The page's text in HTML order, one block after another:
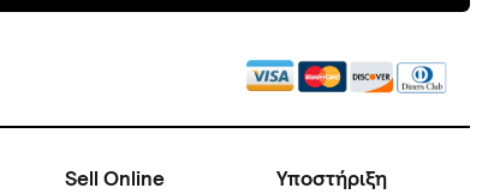
Sell Online Υποστήριξη